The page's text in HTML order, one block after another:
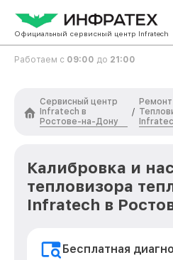
Официальный сервисный центр Infratech
Работаем с 09:00 до 21:00
Сервисный центр
Infratech в
Ростове-на-Дону
/
Ремонт
Калибровка и
тепловизора
Infratech в
Бесплатная